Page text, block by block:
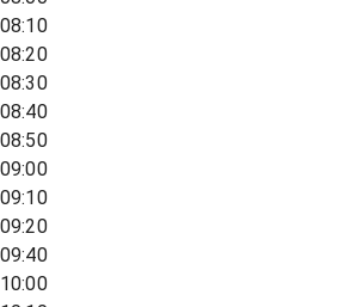
08:10
08:20
08:30
08:40
08:50
09:00
09:10
09:20
09:40
10:00